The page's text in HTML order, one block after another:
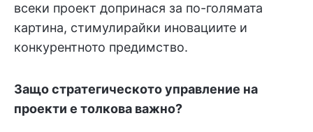
всеки проект допринася за по-голямата
картина, стимулирайки иновациите и
конкурентното предимство.
Защо стратегическото управление на
проекти е толкова важно?